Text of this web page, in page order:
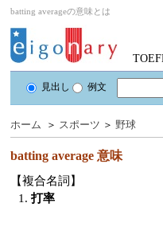
batting averageの意味とは
見出し 例文
ホーム ＞ スポーツ ＞ 野球
batting average 意味
【複合名詞】
1.打率